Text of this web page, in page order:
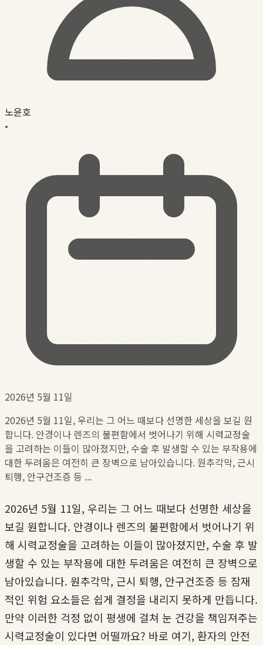
노윤호
•
2026년 5월 11일
2026년 5월 11일, 우리는 그 어느 때보다 선명한 세상을 보길 원
합니다. 안경이나 렌즈의 불편함에서 벗어나기 위해 시력교정술
을 고려하는 이들이 많아졌지만, 수술 후 발생할 수 있는 부작용에
대한 두려움은 여전히 큰 장벽으로 남아있습니다. 원추각막, 근시
퇴행, 안구건조증 등 ...
2026년 5월 11일, 우리는 그 어느 때보다 선명한 세상을
보길 원합니다. 안경이나 렌즈의 불편함에서 벗어나기 위
해 시력교정술을 고려하는 이들이 많아졌지만, 수술 후 발
생할 수 있는 부작용에 대한 두려움은 여전히 큰 장벽으로
남아있습니다. 원추각막, 근시 퇴행, 안구건조증 등 잠재
적인 위험 요소들은 쉽게 결정을 내리지 못하게 만듭니다.
만약 이러한 걱정 없이 평생에 걸쳐 눈 건강을 책임져주는
시력교정술이 있다면 어떨까요? 바로 여기, 환자의 안전